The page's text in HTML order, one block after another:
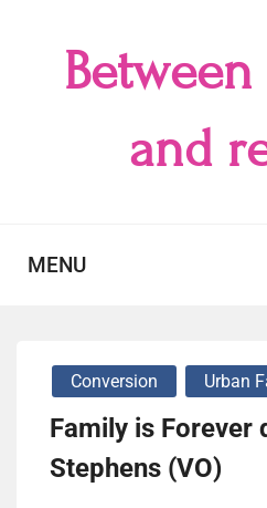
and
MENU
Conversion Urban
Family is Forever
Stephens (VO)